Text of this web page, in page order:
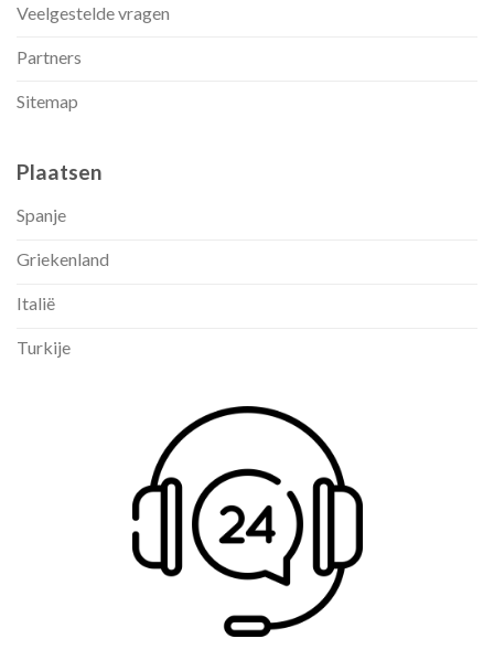
Veelgestelde vragen
Partners
Sitemap
Plaatsen
Spanje
Griekenland
Italië
Turkije